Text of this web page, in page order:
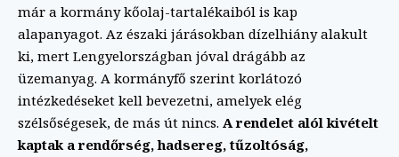
már a kormány kőolaj-tartalékaiból is kap
alapanyagot. Az északi járásokban dízelhiány alakult
ki, mert Lengyelországban jóval drágább az
üzemanyag. A kormányfő szerint korlátozó
intézkedéseket kell bevezetni, amelyek elég
szélsőségesek, de más út nincs. A rendelet alól kivételt
kaptak a rendőrség, hadsereg, tűzoltóság,